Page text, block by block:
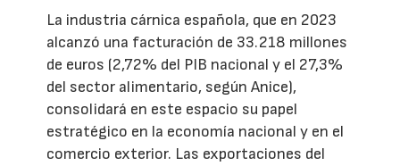
La industria cárnica española, que en 2023
alcanzó una facturación de 33.218 millones
de euros (2,72% del PIB nacional y el 27,3%
del sector alimentario, según Anice),
consolidará en este espacio su papel
estratégico en la economía nacional y en el
comercio exterior. Las exportaciones del